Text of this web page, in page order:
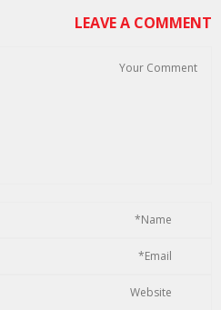
LEAVE A COMMENT